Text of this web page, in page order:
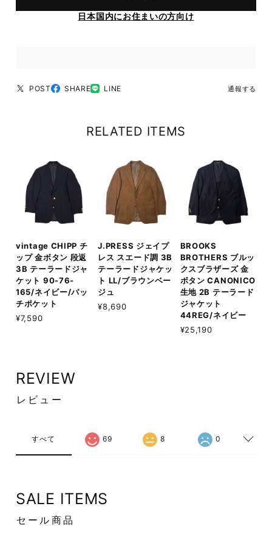
日本国内にお住まいの方向け
POST SHARE LINE 通報する
RELATED ITEMS
vintage CHIPP チ
ップ 金ボタン 段返
3B テーラードジャ
ケット 90-76-
165/ネイビー/パッ
チポケット
¥7,590
J.PRESS ジェイプ
レス スエード調 3B
テーラードジャケッ
ト LL/ブラウンベー
ジュ
¥8,690
BROOKS
BROTHERS ブルッ
クスブラザーズ 金
ボタン CANONICO
生地 2B テーラード
ジャケット
44REG/ネイビー
¥25,190
REVIEW
レビュー
すべて 69 8 0
SALE ITEMS
セール商品